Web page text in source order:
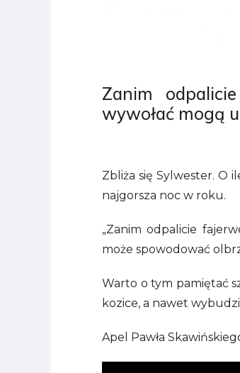
Zanim
wywołać mogą
Zbliża się Sylwester. O
najgorsza noc w roku.
„Zanim odpalicie
może spowodować
Warto o tym pamiętać
kozice, a nawet
Apel Pawła